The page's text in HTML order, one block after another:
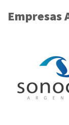
Empresas